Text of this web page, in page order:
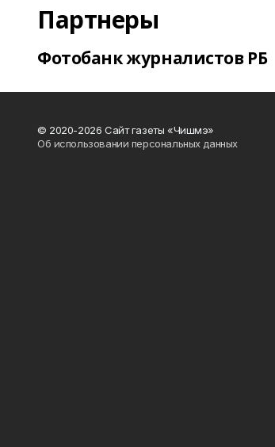
Партнеры
Фотобанк журналистов РБ
© 2020-2026 Сайт газеты «Чишмэ»
Об использовании персональных данных